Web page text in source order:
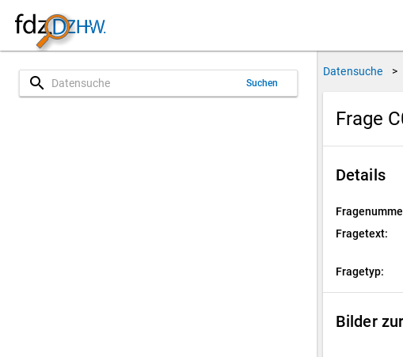
search Suchen
Datensuche >
Frage
Details
Fragetext:
Fragetyp:
Bilder